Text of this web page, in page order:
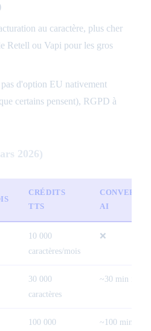
au caractère, plus cher
Retell ou Vapi pour les gros
pas d'option EU nativement
certains pensent), RGPD à
2026)
CRÉDITS
TTS
AI
10 000
caractères/mois
❌
30 000
caractères
~30 min inclus
100 000
~100 min